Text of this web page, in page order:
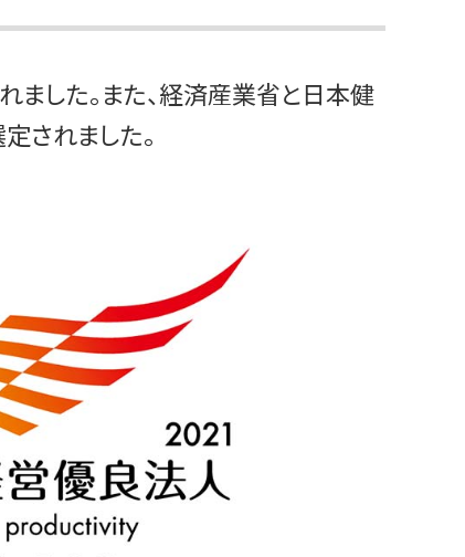
した。また、経済産業省と日本健
されました。